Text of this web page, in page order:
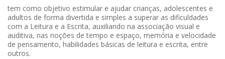
tem como objetivo estimular e ajudar crianças, adolescentes e
adultos de forma divertida e simples a superar as dificuldades
com a Leitura e a Escrita, auxiliando na associação visual e
auditiva, nas noções de tempo e espaço, memória e velocidade
de pensamento, habilidades básicas de leitura e escrita, entre
outros.